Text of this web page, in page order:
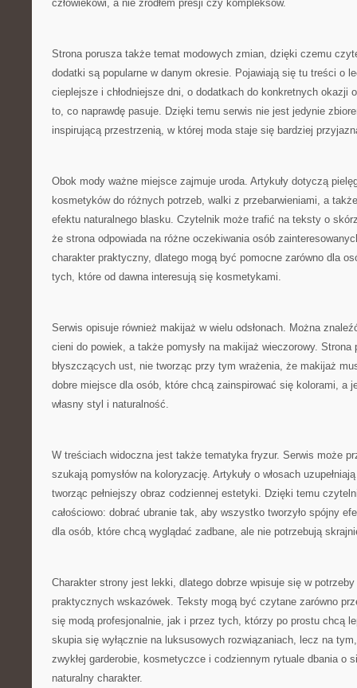
człowiekowi, a nie źródłem presji czy kompleksów.
Strona porusza także temat modowych zmian, dzięki czemu
dodatki są popularne w danym okresie. Pojawiają się tu treści o
cieplejsze i chłodniejsze dni, o dodatkach do konkretnych okazji
to, co naprawdę pasuje. Dzięki temu serwis nie jest jedynie
inspirującą przestrzenią, w której moda staje się bardziej
Obok mody ważne miejsce zajmuje uroda. Artykuły dotyczą
kosmetyków do różnych potrzeb, walki z przebarwieniami, a
efektu naturalnego blasku. Czytelnik może trafić na teksty o
że strona odpowiada na różne oczekiwania osób
charakter praktyczny, dlatego mogą być pomocne zarówno dla
tych, które od dawna interesują się kosmetykami.
Serwis opisuje również makijaż w wielu odsłonach. Można
cieni do powiek, a także pomysły na makijaż wieczorowy.
błyszczących ust, nie tworząc przy tym wrażenia, że makijaż
dobre miejsce dla osób, które chcą zainspirować się kolorami, a
własny styl i naturalność.
W treściach widoczna jest także tematyka fryzur. Serwis może
szukają pomysłów na koloryzację. Artykuły o włosach
tworząc pełniejszy obraz codziennej estetyki. Dzięki temu
całościowo: dobrać ubranie tak, aby wszystko tworzyło spójny
dla osób, które chcą wyglądać zadbane, ale nie potrzebują
Charakter strony jest lekki, dlatego dobrze wpisuje się w
praktycznych wskazówek. Teksty mogą być czytane zarówno
się modą profesjonalnie, jak i przez tych, którzy po prostu chcą
skupia się wyłącznie na luksusowych rozwiązaniach, lecz na
zwykłej garderobie, kosmetyczce i codziennym rytuale dbania o
naturalny charakter.